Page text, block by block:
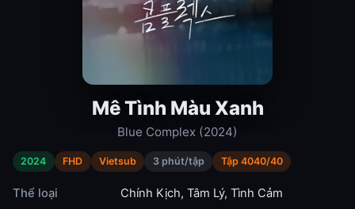
Mê Tình Màu Xanh
Blue Complex (2024)
2024 FHD Vietsub 3 phút/tập Tập 4040/40
Thể loại Chính Kịch, Tâm Lý, Tình Cảm